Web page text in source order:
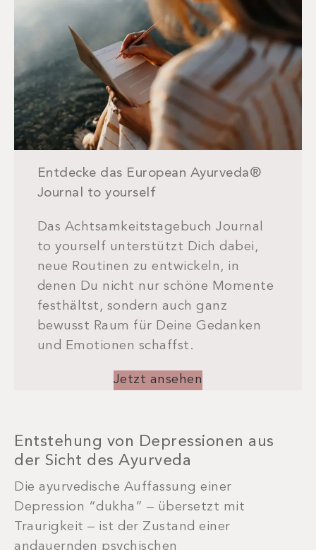
Entdecke das European Ayurveda®
Journal to yourself
Das Achtsamkeitstagebuch Journal
to yourself unterstützt Dich dabei,
neue Routinen zu entwickeln, in
denen Du nicht nur schöne Momente
festhältst, sondern auch ganz
bewusst Raum für Deine Gedanken
und Emotionen schaffst.
Jetzt ansehen
Entstehung von Depressionen aus
der Sicht des Ayurveda
Die ayurvedische Auffassung einer
Depression “dukha” – übersetzt mit
Traurigkeit – ist der Zustand einer
andauernden psychischen